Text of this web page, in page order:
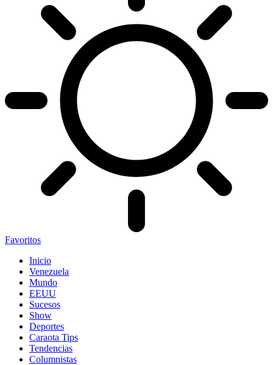
Favoritos
Inicio
Venezuela
Mundo
EEUU
Sucesos
Show
Deportes
Caraota Tips
Tendencias
Columnistas